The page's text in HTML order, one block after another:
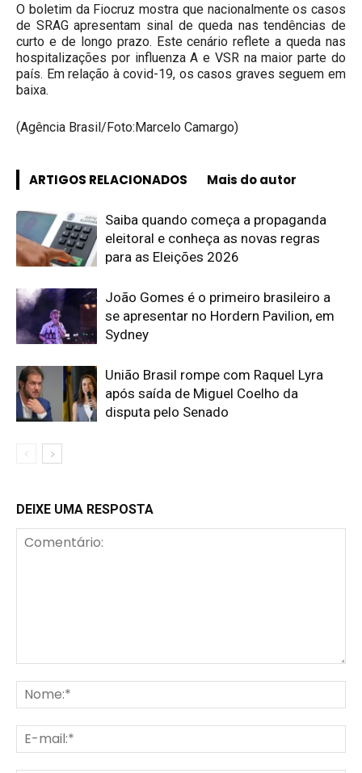
O boletim da Fiocruz mostra que nacionalmente os casos
de SRAG apresentam sinal de queda nas tendências de
curto e de longo prazo. Este cenário reflete a queda nas
hospitalizações por influenza A e VSR na maior parte do
país. Em relação à covid-19, os casos graves seguem em
baixa.
(Agência Brasil/Foto:Marcelo Camargo)
ARTIGOS RELACIONADOS Mais do autor
Saiba quando começa a propaganda
eleitoral e conheça as novas regras
para as Eleições 2026
João Gomes é o primeiro brasileiro a
se apresentar no Hordern Pavilion, em
Sydney
União Brasil rompe com Raquel Lyra
após saída de Miguel Coelho da
disputa pelo Senado
DEIXE UMA RESPOSTA